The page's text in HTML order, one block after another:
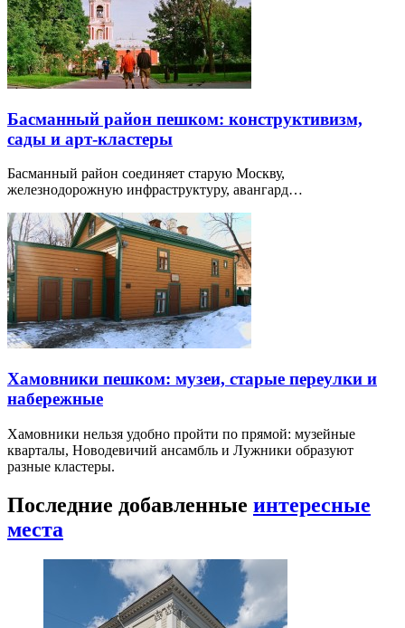
Басманный район пешком: конструктивизм,
сады и арт-кластеры
Басманный район соединяет старую Москву,
железнодорожную инфраструктуру, авангард…
Хамовники пешком: музеи, старые переулки и
набережные
Хамовники нельзя удобно пройти по прямой: музейные
кварталы, Новодевичий ансамбль и Лужники образуют
разные кластеры.
Последние добавленные интересные
места